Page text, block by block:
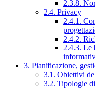
2.3.8.
2.4. Privacy
2.4.1.
2.4.2.
2.4.3. Le
3. Pianificazione,
3.1. Obiettivi
3.2. Tipologie